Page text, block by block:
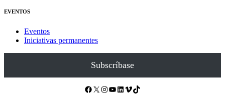
EVENTOS
Eventos
Iniciativas permanentes
Subscríbase
Facebook X Instagram YouTube LinkedIn Vimeo TikTok